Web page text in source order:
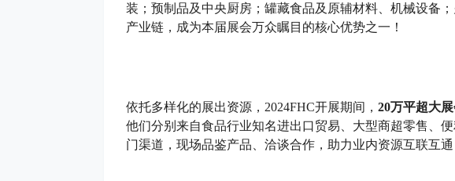
装；预制品及中央厨房；罐藏食品及原辅材料、机械设备
产业链，成为本届展会万众瞩目的核心优势之一！
依托多样化的展出资源，2024FHC开展期间， 20万平超大
他们分别来自食品行业知名进出口贸易、大型商超零售、
门渠道，现场品鉴产品、洽谈合作，助力业内资源互联互通